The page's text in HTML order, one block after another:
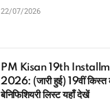
22/07/2026
PM Kisan 19th
2026: (जारी हुई) 19वीं किस्त
बेनिफिशियरी लिस्ट यहाँ देखें